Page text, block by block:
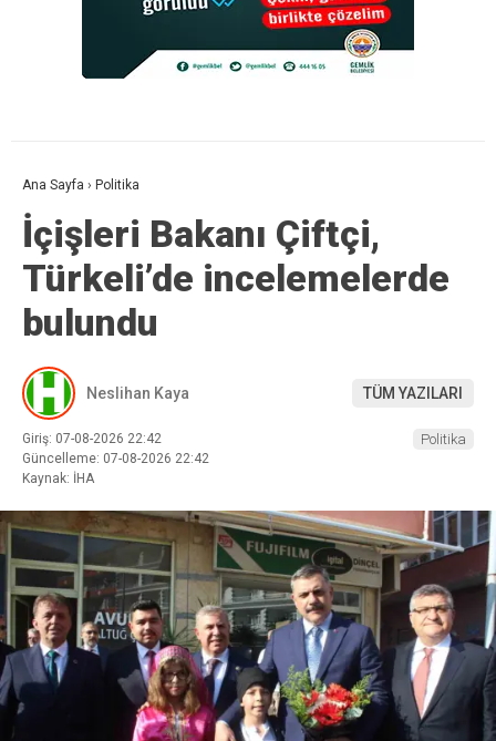
Ana Sayfa › Politika
İçişleri Bakanı Çiftçi,
Türkeli’de incelemelerde
bulundu
Neslihan Kaya TÜM YAZILARI
Giriş: 07-08-2026 22:42
Güncelleme: 07-08-2026 22:42
Kaynak: İHA
Politika